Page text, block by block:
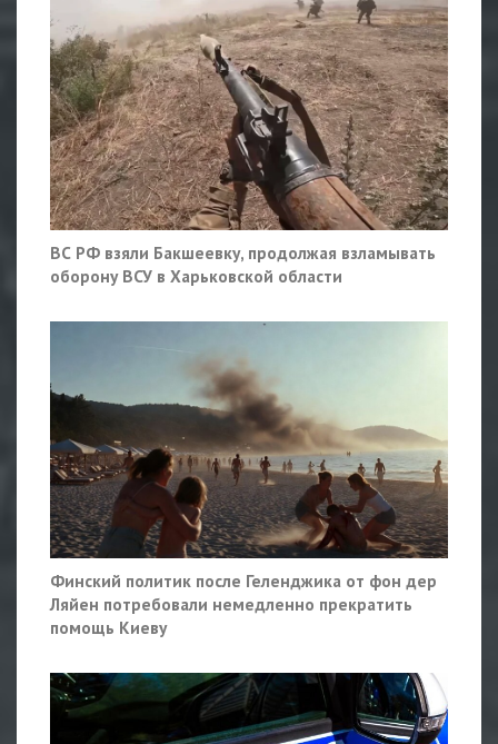
ВС РФ взяли Бакшеевку, продолжая взламывать
оборону ВСУ в Харьковской области
Финский политик после Геленджика от фон дер
Ляйен потребовали немедленно прекратить
помощь Киеву